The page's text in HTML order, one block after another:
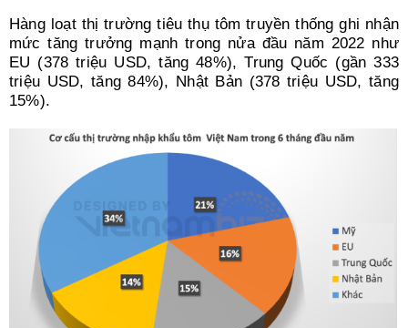
Hàng loạt thị trường tiêu thụ tôm truyền thống ghi nhận
mức tăng trưởng mạnh trong nửa đầu năm 2022 như
EU (378 triệu USD, tăng 48%), Trung Quốc (gần 333
triệu USD, tăng 84%), Nhật Bản (378 triệu USD, tăng
15%).